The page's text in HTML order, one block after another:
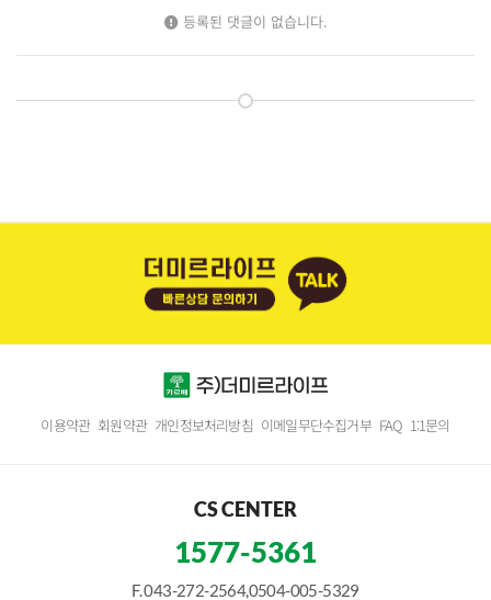
등록된 댓글이 없습니다.
이용약관 회원약관 개인정보처리방침 이메일무단수집거부 FAQ 1:1문의
CS CENTER
1577-5361
F. 043-272-2564,0504-005-5329